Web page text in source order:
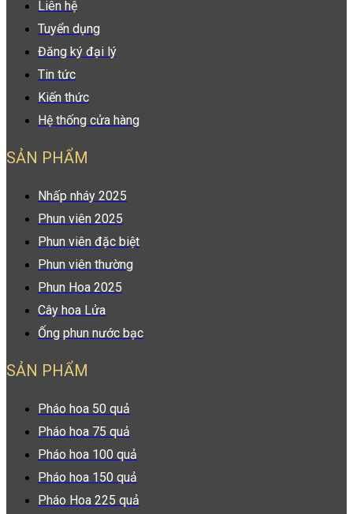
Liên hệ
Tuyển dụng
Đăng ký đại lý
Tin tức
Kiến thức
Hệ thống cửa hàng
SẢN PHẨM
Nhấp nháy 2025
Phun viên 2025
Phun viên đặc biệt
Phun viên thường
Phun Hoa 2025
Cây hoa Lửa
Ống phun nước bạc
SẢN PHẨM
Pháo hoa 50 quả
Pháo hoa 75 quả
Pháo hoa 100 quả
Pháo hoa 150 quả
Pháo Hoa 225 quả